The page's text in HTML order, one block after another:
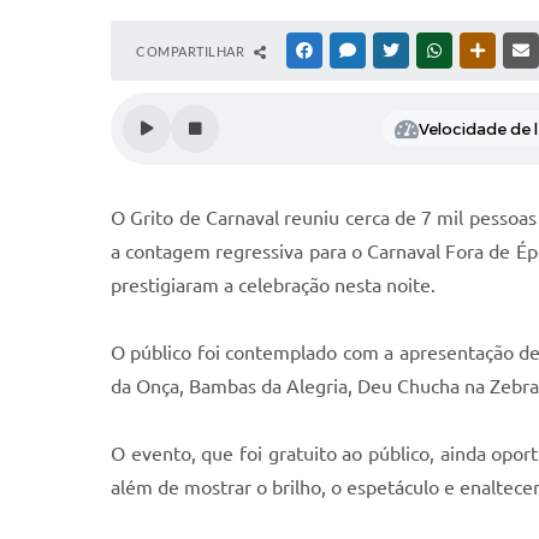
COMPARTILHAR FACEBOOKMESSENGER
TWITTERWHATSAPP
Velocidade de
O Grito de Carnaval reuniu cerca de 7 mil
a contagem regressiva para o Carnaval Fora de
prestigiaram a celebração nesta noite.
O público foi contemplado com a apresentação
da Onça, Bambas da Alegria, Deu Chucha na
O evento, que foi gratuito ao público, ainda
além de mostrar o brilho, o espetáculo e